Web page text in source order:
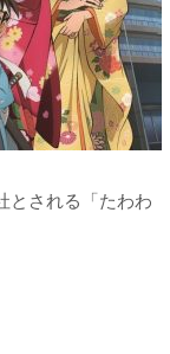
とされる「たわわ